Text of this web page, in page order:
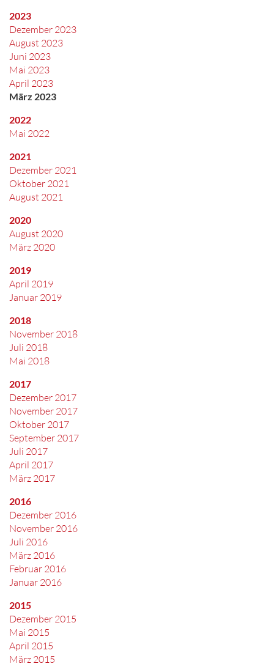
2023
Dezember 2023
August 2023
Juni 2023
Mai 2023
April 2023
März 2023
2022
Mai 2022
2021
Dezember 2021
Oktober 2021
August 2021
2020
August 2020
März 2020
2019
April 2019
Januar 2019
2018
November 2018
Juli 2018
Mai 2018
2017
Dezember 2017
November 2017
Oktober 2017
September 2017
Juli 2017
April 2017
März 2017
2016
Dezember 2016
November 2016
Juli 2016
März 2016
Februar 2016
Januar 2016
2015
Dezember 2015
Mai 2015
April 2015
März 2015